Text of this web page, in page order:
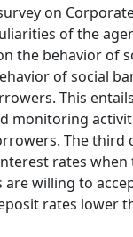
on
of the
the behavior of
of social
This
monitoring
The
rates
are willing to
rates lower